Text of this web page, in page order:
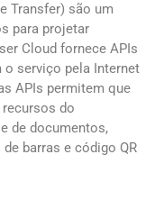
Transfer) são um
para projetar
Cloud fornece APIs
o serviço pela Internet
APIs permitem que
do
de documentos,
barras e código QR